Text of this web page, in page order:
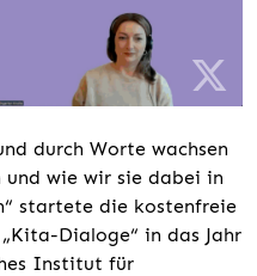
durch Worte wachsen
und wie wir sie dabei in
startete die kostenfreie
Dialoge“ in das Jahr
Institut für